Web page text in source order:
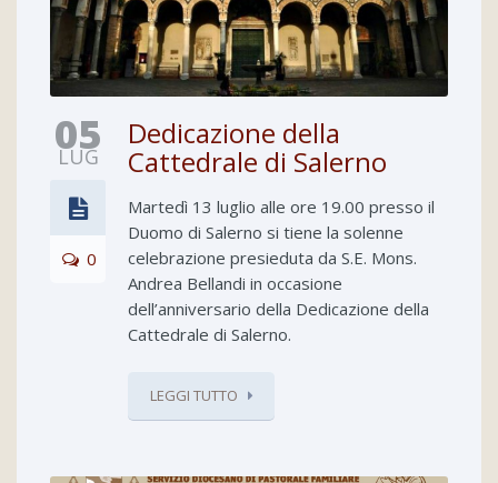
05
LUG
0
Dedicazione della
Cattedrale di Salerno
Martedì 13 luglio alle ore 19.00 presso il
Duomo di Salerno si tiene la solenne
celebrazione presieduta da S.E. Mons.
Andrea Bellandi in occasione
dell’anniversario della Dedicazione della
Cattedrale di Salerno.
LEGGI TUTTO